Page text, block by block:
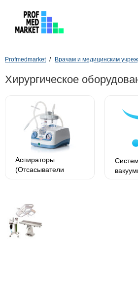
Profmedmarket Врачам и медицинским
Хирургическое
Аспираторы
(Отсасыватели